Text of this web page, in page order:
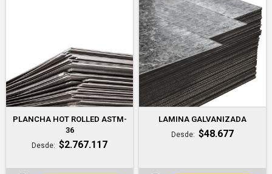
PLANCHA HOT ROLLED ASTM-
36
Desde $2.767.117
LAMINA GALVANIZADA
Desde $48.677